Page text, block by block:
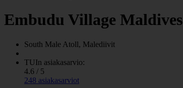
Embudu Village Maldives
South Male Atoll, Malediivit
TUIn asiakasarvio:
4.6 / 5
248 asiakasarviot